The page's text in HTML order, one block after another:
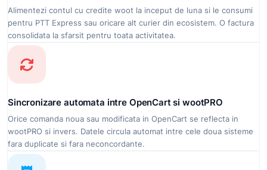
Alimentezi contul cu credite woot la inceput de luna si le consumi
pentru PTT Express sau oricare alt curier din ecosistem. O factura
consolidata la sfarsit pentru toata activitatea.
Sincronizare automata intre OpenCart si wootPRO
Orice comanda noua sau modificata in OpenCart se reflecta in
wootPRO si invers. Datele circula automat intre cele doua sisteme
fara duplicate si fara neconcordante.